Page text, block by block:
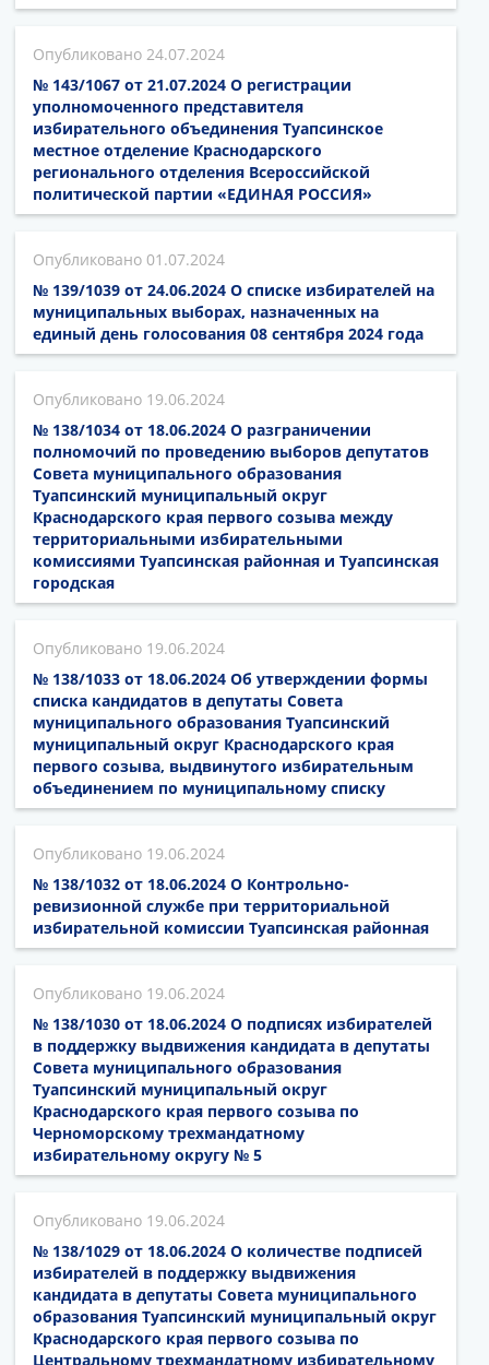
24.07.2024
№ 143/1067 от 21.07.2024 О регистрации
уполномоченного представителя
избирательного объединения Туапсинское
местное отделение Краснодарского
регионального отделения Всероссийской
политической партии «ЕДИНАЯ РОССИЯ»
01.07.2024
№ 139/1039 от 24.06.2024 О списке избирателей на
муниципальных выборах, назначенных на
единый день голосования 08 сентября 2024 года
19.06.2024
№ 138/1034 от 18.06.2024 О разграничении
полномочий по проведению выборов депутатов
Совета муниципального образования
Туапсинский муниципальный округ
Краснодарского края первого созыва между
территориальными избирательными
комиссиями Туапсинская районная и Туапсинская
городская
19.06.2024
№ 138/1033 от 18.06.2024 Об утверждении формы
списка кандидатов в депутаты Совета
муниципального образования Туапсинский
муниципальный округ Краснодарского края
первого созыва, выдвинутого избирательным
объединением по муниципальному списку
19.06.2024
№ 138/1032 от 18.06.2024 О Контрольно-
ревизионной службе при территориальной
избирательной комиссии Туапсинская районная
19.06.2024
№ 138/1030 от 18.06.2024 О подписях избирателей
в поддержку выдвижения кандидата в депутаты
Совета муниципального образования
Туапсинский муниципальный округ
Краснодарского края первого созыва по
Черноморскому трехмандатному
избирательному округу № 5
19.06.2024
№ 138/1029 от 18.06.2024 О количестве подписей
избирателей в поддержку выдвижения
кандидата в депутаты Совета муниципального
образования Туапсинский муниципальный округ
Краснодарского края первого созыва по
Центральному трехмандатному избирательному